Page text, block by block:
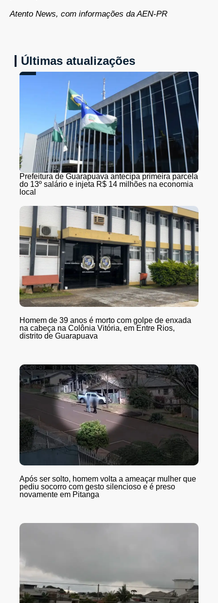
Atento News, com informações da AEN-PR
Últimas atualizações
Prefeitura de Guarapuava antecipa primeira parcela
do 13º salário e injeta R$ 14 milhões na economia
local
Homem de 39 anos é morto com golpe de enxada
na cabeça na Colônia Vitória, em Entre Rios,
distrito de Guarapuava
Após ser solto, homem volta a ameaçar mulher que
pediu socorro com gesto silencioso e é preso
novamente em Pitanga